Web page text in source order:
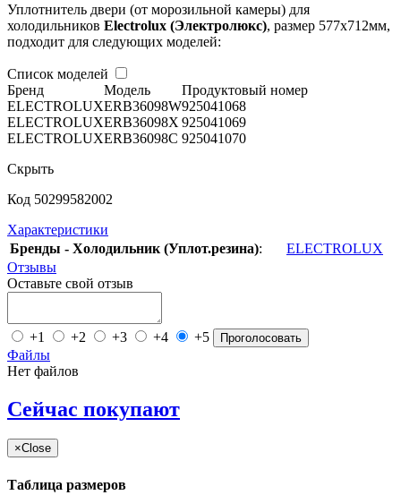
Уплотнитель двери (от морозильной камеры) для
холодильников Electrolux (Электролюкс), размер 577х712мм,
подходит для следующих моделей:
Список моделей
Бренд
Модель
Продуктовый номер
ELECTROLUXERB36098W925041068
ELECTROLUXERB36098X 925041069
ELECTROLUXERB36098C 925041070
Скрыть
Код 50299582002
Характеристики
Бренды - Холодильник (Уплот.резина):
ELECTROLUX
Отзывы
Оставьте свой отзыв
+1 +2 +3 +4 +5 Проголосовать
Файлы
Нет файлов
Сейчас покупают
×Close
Таблица размеров